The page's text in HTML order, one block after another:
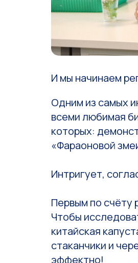
И мы начинаем
Одним из самых
всеми любимая
которых:
«Фараоновой
Интригует,
Первым по счёту
Чтобы
китайская
стаканчики и
эффектно!